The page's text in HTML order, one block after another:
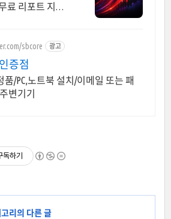
료 리포트 지금
sbcore 광고
증점
/PC,노트북 설치/이메일 또는 패
변기기
독하기
리의 다른 글